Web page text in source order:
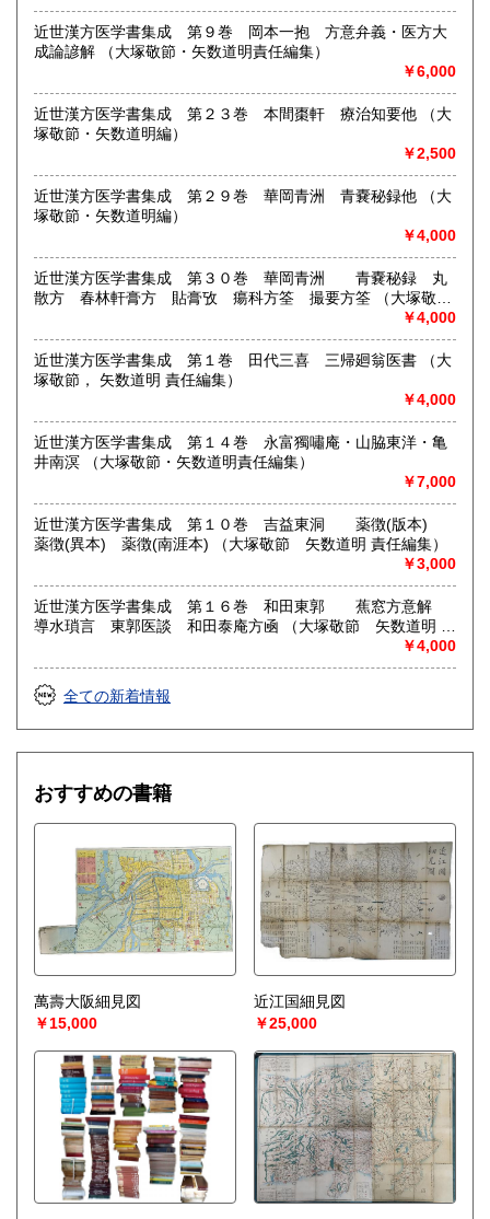
書籍の買取について
買取大歓迎
取り扱い分野
哲学宗教、歴史、社会科学、美術工芸、古典籍、近代文献、
趣味、サブカルチャー、古書一般（その他）
近世漢方医学書集成 第９巻 岡本一抱 方意弁義・医方大
成論諺解 （大塚敬節・矢数道明責任編集）
￥6,000
近世漢方医学書集成 第２３巻 本間棗軒 療治知要他 （大
塚敬節・矢数道明編）
￥2,500
近世漢方医学書集成 第２９巻 華岡青洲 青嚢秘録他 （大
塚敬節・矢数道明編）
￥4,000
近世漢方医学書集成 第３０巻 華岡青洲 青嚢秘録 丸
散方 春林軒膏方 貼膏攷 瘍科方筌 撮要方筌 （大塚敬
￥4,000
近世漢方医学書集成 第１巻 田代三喜 三帰廻翁医書 （大
塚敬節， 矢数道明 責任編集）
￥4,000
近世漢方医学書集成 第１４巻 永富獨嘯庵・山脇東洋・亀
井南溟 （大塚敬節・矢数道明責任編集）
￥7,000
近世漢方医学書集成 第１０巻 吉益東洞 薬徴(版本)
薬徴(異本) 薬徴(南涯本) （大塚敬節 矢数道明 責任編集）
￥3,000
近世漢方医学書集成 第１６巻 和田東郭 蕉窓方意解
導水瑣言 東郭医談 和田泰庵方凾 （大塚敬節 矢数道明 責
￥4,000
全ての新着情報
おすすめの書籍
萬壽大阪細見図
￥15,000
近江国細見図
￥25,000